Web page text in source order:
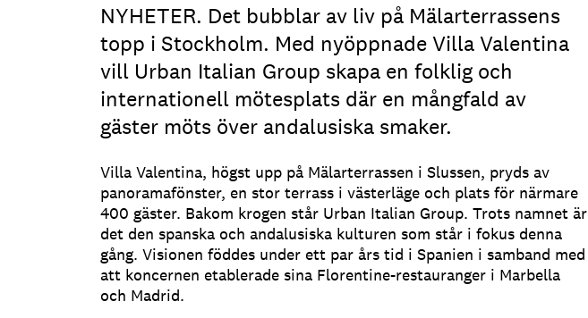
NYHETER. Det bubblar av liv på Mälarterrassens
topp i Stockholm. Med nyöppnade Villa Valentina
vill Urban Italian Group skapa en folklig och
internationell mötesplats där en mångfald av
gäster möts över andalusiska smaker.
Villa Valentina, högst upp på Mälarterrassen i Slussen, pryds av
panoramafönster, en stor terrass i västerläge och plats för närmare
400 gäster. Bakom krogen står Urban Italian Group. Trots namnet är
det den spanska och andalusiska kulturen som står i fokus denna
gång. Visionen föddes under ett par års tid i Spanien i samband med
att koncernen etablerade sina Florentine-restauranger i Marbella
och Madrid.